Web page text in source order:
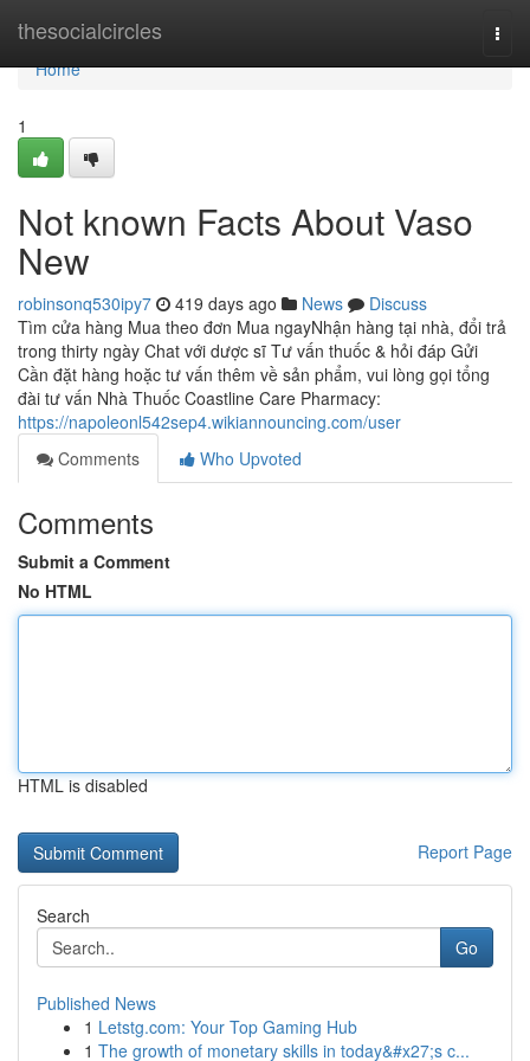
thesocialcircles
Home
Home
1
Not known Facts About Vaso
New
robinsonq530ipy7 419 days ago News
Discuss
Tìm cửa hàng Mua theo đơn Mua ngayNhận hàng tại nhà, đổi trả
trong thirty ngày Chat với dược sĩ Tư vấn thuốc & hỏi đáp Gửi
Cần đặt hàng hoặc tư vấn thêm về sản phẩm, vui lòng gọi tổng
đài tư vấn Nhà Thuốc Coastline Care Pharmacy:
https://napoleonl542sep4.wikiannouncing.com/user
Comments
Who Upvoted
Comments
Submit a Comment
No HTML
HTML is disabled
Report Page
Search
Go
Published News
1 Letstg.com: Your Top Gaming Hub
1 The growth of monetary skills in today&#x27;s c...